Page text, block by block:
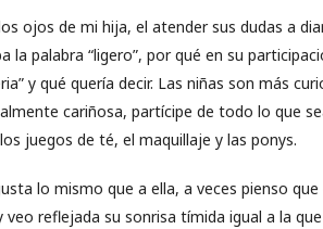
ojos de mi hija, el atender sus dudas a
la palabra “ligero”, por qué en su
y qué quería decir. Las niñas son más
cariñosa, partícipe de todo lo que
juegos de té, el maquillaje y las ponys.
lo mismo que a ella, a veces pienso que
veo reflejada su sonrisa tímida igual a la